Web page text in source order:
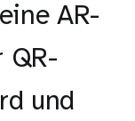
AR-
QR-
und